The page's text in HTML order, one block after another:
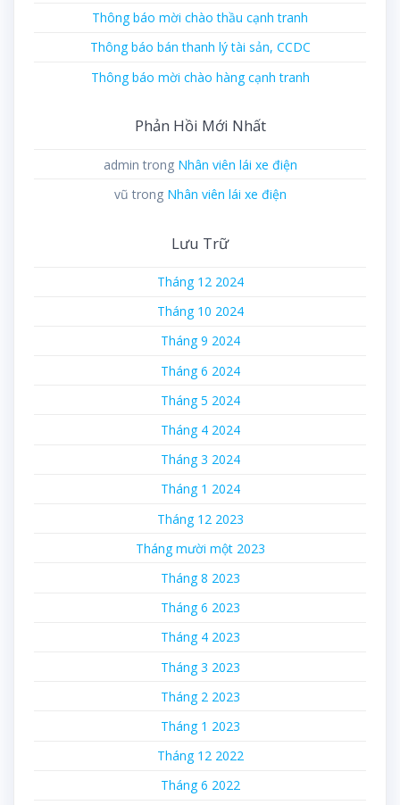
Thông báo mời chào thầu cạnh tranh
Thông báo bán thanh lý tài sản, CCDC
Thông báo mời chào hàng cạnh tranh
Phản Hồi Mới Nhất
admin trong Nhân viên lái xe điện
vũ trong Nhân viên lái xe điện
Lưu Trữ
Tháng 12 2024
Tháng 10 2024
Tháng 9 2024
Tháng 6 2024
Tháng 5 2024
Tháng 4 2024
Tháng 3 2024
Tháng 1 2024
Tháng 12 2023
Tháng mười một 2023
Tháng 8 2023
Tháng 6 2023
Tháng 4 2023
Tháng 3 2023
Tháng 2 2023
Tháng 1 2023
Tháng 12 2022
Tháng 6 2022